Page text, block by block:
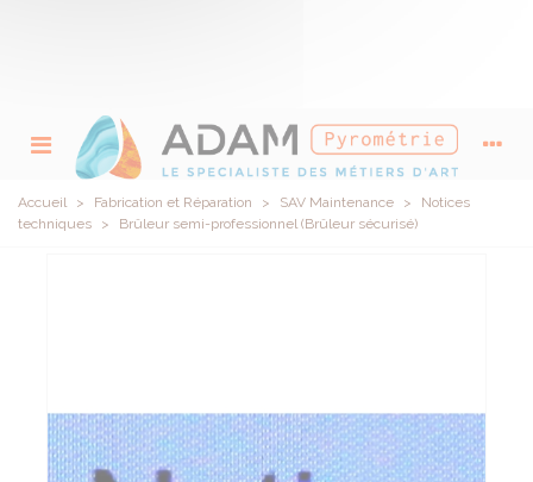
Accueil > Fabrication et Réparation > SAV Maintenance >
Notices
techniques
> Brûleur semi-professionnel (Brûleur sécurisé)